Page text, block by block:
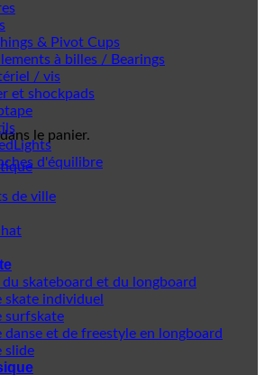
le panier.
& Pivot Cups
à billes / Bearings
/ vis
et shockpads
d'équilibre
de ville
du skateboard et du longboard
skate individuel
surfskate
danse et de freestyle en longboard
slide